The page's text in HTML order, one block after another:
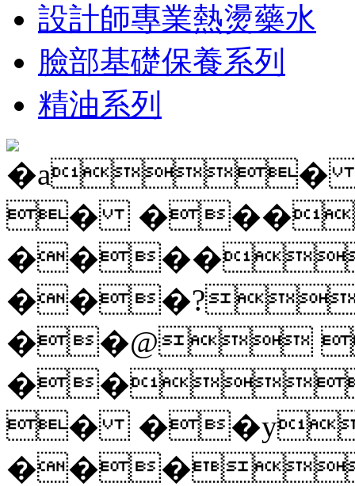
設計師專業熱燙藥水
臉部基礎保養系列
精油系列
�
��@
�